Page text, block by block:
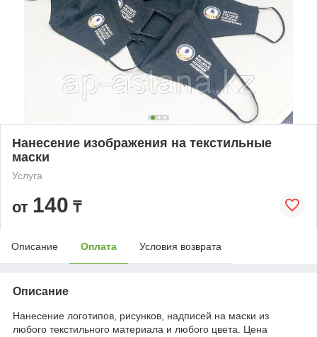
Нанесение изображения на текстильные
маски
Услуга
от 140 ₸
Описание Оплата Условия возврата
Описание
Нанесение логотипов, рисунков, надписей на маски из
любого текстильного материала и любого цвета. Цена